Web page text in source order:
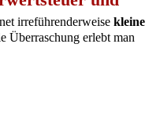
irreführenderweise kleine
Überraschung erlebt man